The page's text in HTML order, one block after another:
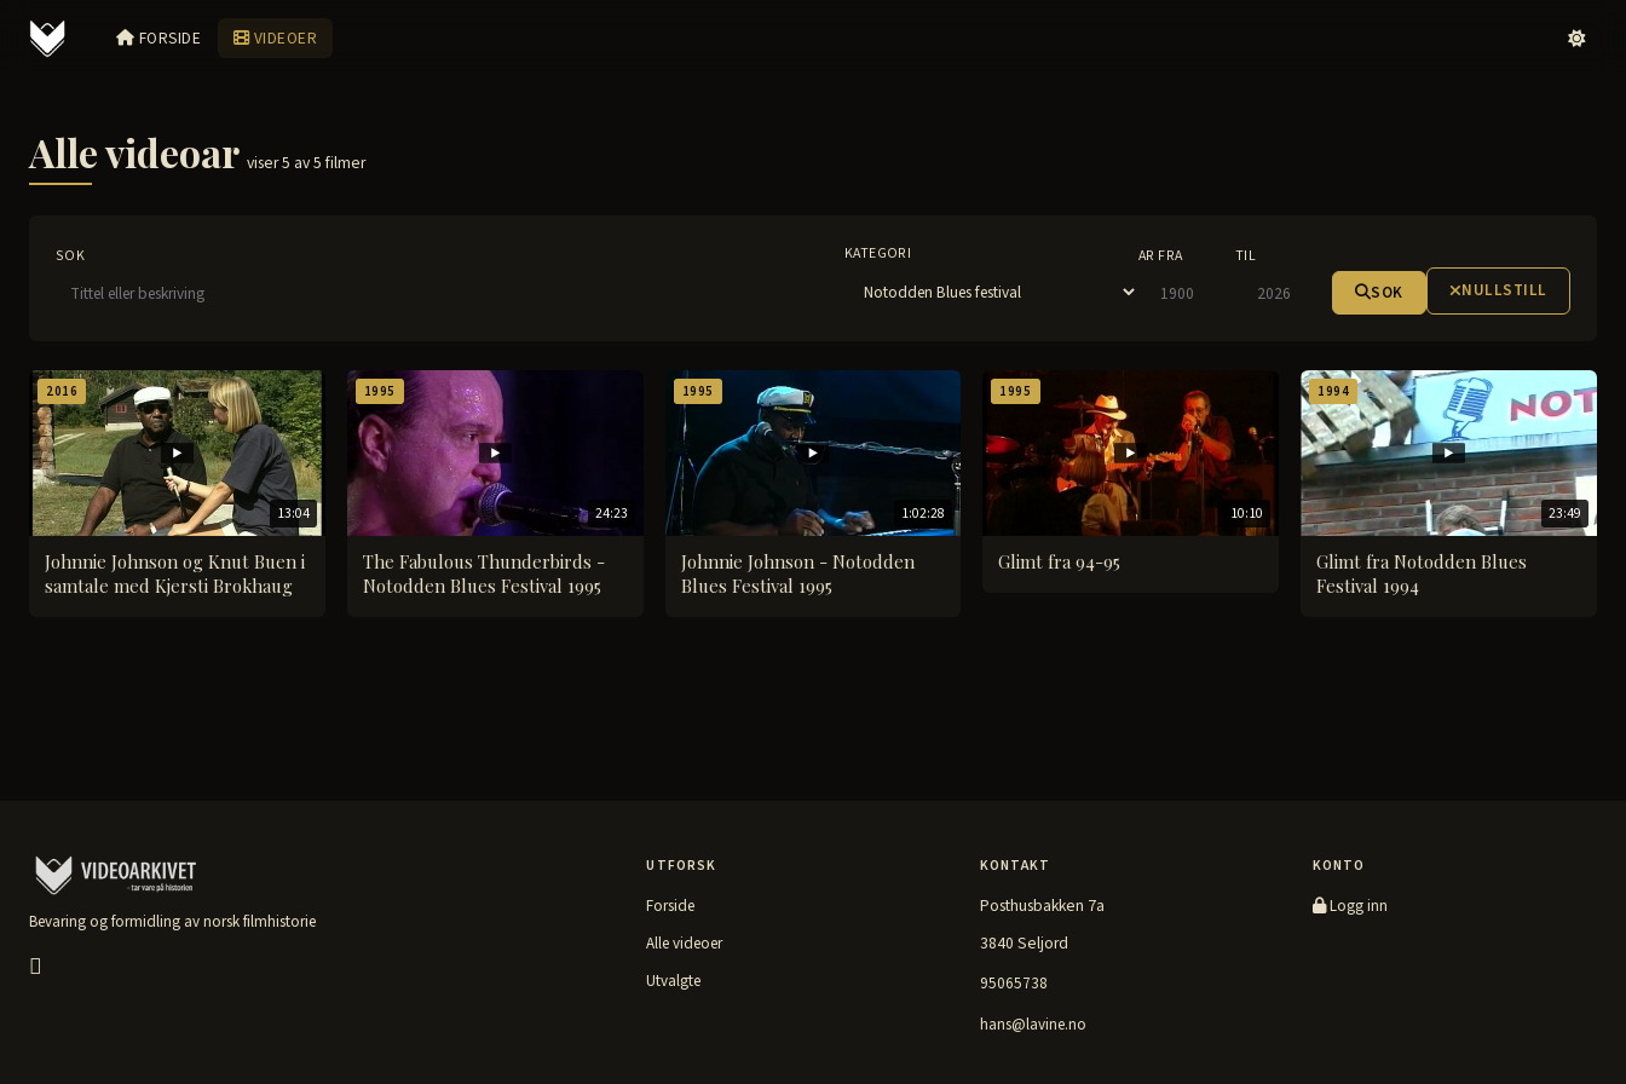
FORSIDE VIDEOER
Alle videoar viser 5 av 5 filmer
SOK KATEGORI AR FRA TIL
SOK NULLSTILL
2016
13:04
Johnnie Johnson og Knut Buen i
samtale med Kjersti Brokhaug
1995
24:23
The Fabulous Thunderbirds -
Notodden Blues Festival 1995
1995
1:02:28
Johnnie Johnson - Notodden
Blues Festival 1995
1995
10:10
Glimt fra 94-95
1994
23:49
Glimt fra Notodden Blues
Festival 1994
Bevaring og formidling av norsk filmhistorie
UTFORSK
Forside
Alle videoer
Utvalgte
KONTAKT
Posthusbakken 7a
3840 Seljord
95065738
hans@lavine.no
KONTO
Logg inn